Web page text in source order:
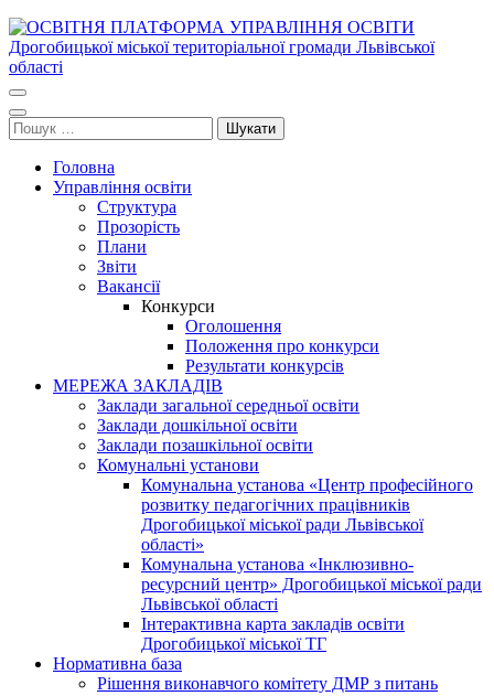
Дрогобицької міської територіальної громади Львівської області
Пошук:
Головна
Управління освіти
Структура
Прозорість
Плани
Звіти
Вакансії
Конкурси
Оголошення
Положення про конкурси
Результати конкурсів
МЕРЕЖА ЗАКЛАДІВ
Заклади загальної середньої освіти
Заклади дошкільної освіти
Заклади позашкільної освіти
Комунальні установи
Комунальна установа «Центр професійного
розвитку педагогічних працівників
Дрогобицької міської ради Львівської
області»
Комунальна установа «Інклюзивно-
ресурсний центр» Дрогобицької міської ради
Львівської області
Інтерактивна карта закладів освіти
Дрогобицької міської ТГ
Нормативна база
Рішення виконавчого комітету ДМР з питань